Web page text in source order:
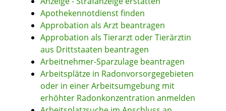
Apothekennotdienst finden
Approbation als Arzt beantragen
Approbation als Tierarzt oder Tierärztin
aus Drittstaaten beantragen
Arbeitnehmer-Sparzulage beantragen
Arbeitsplätze in Radonvorsorgegebieten
oder in einer Arbeitsumgebung mit
erhöhter Radonkonzentration anmelden